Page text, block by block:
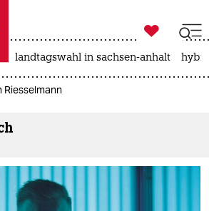
taz zahl ich
zahl ich

taz zahl ich
landtagswahl in sachsen-anhalt
Riesselmann